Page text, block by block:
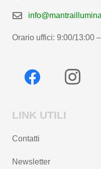
Orario uffici: 9:00/13:00
LINK UTILI
Contatti
Newsletter